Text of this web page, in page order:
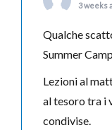
3 weeks
Qualche
Summer
Lezioni al
al tesoro tra i
condivise.